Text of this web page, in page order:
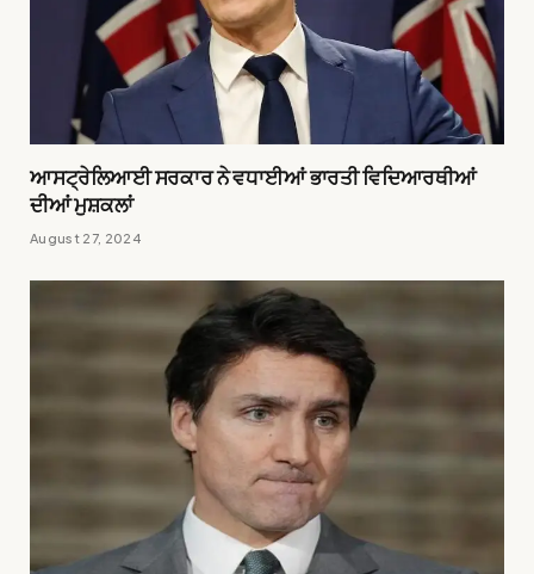
ਆਸਟ੍ਰੇਲਿਆਈ ਸਰਕਾਰ ਨੇ ਵਧਾਈਆਂ ਭਾਰਤੀ ਵਿਦਿਆਰਥੀਆਂ
ਦੀਆਂ ਮੁਸ਼ਕਲਾਂ
August 27, 2024